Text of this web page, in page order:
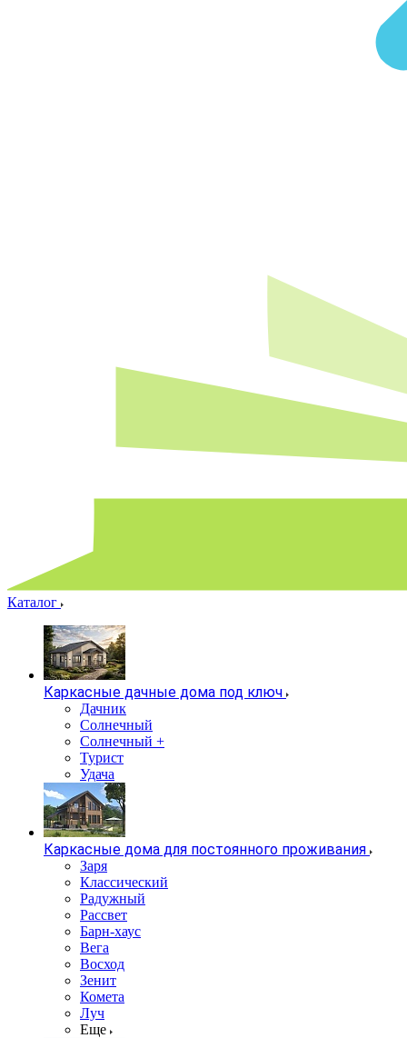
Каталог
Каркасные дачные дома под ключ
Дачник
Солнечный
Солнечный +
Турист
Удача
Каркасные дома для постоянного проживания
Заря
Классический
Радужный
Рассвет
Барн-хаус
Вега
Восход
Зенит
Комета
Луч
Еще